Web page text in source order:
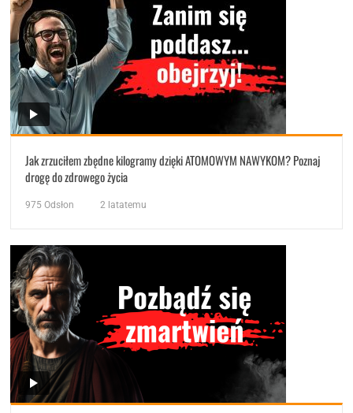
Jak zrzuciłem zbędne kilogramy dzięki ATOMOWYM NAWYKOM? Poznaj
drogę do zdrowego życia
975 Odsłon 2 latatemu